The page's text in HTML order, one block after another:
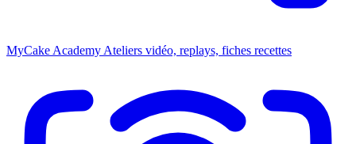
MyCake Academy Ateliers vidéo, replays, fiches recettes